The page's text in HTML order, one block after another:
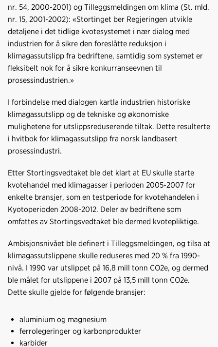
nr. 54, 2000-2001) og Tilleggsmeldingen om klima (St. mld.
nr. 15, 2001-2002): «Stortinget ber Regjeringen utvikle
detaljene i det tidlige kvotesystemet i nær dialog med
industrien for å sikre den foreslåtte reduksjon i
klimagassutslipp fra bedriftene, samtidig som systemet er
fleksibelt nok for å sikre konkurranseevnen til
prosessindustrien.»
I forbindelse med dialogen kartla industrien historiske
klimagassutslipp og de tekniske og økonomiske
mulighetene for utslippsreduserende tiltak. Dette resulterte
i hvitbok for klimagassutslipp fra norsk landbasert
prosessindustri.
Etter Stortingsvedtaket ble det klart at EU skulle starte
kvotehandel med klimagasser i perioden 2005-2007 for
enkelte bransjer, som en testperiode for kvotehandelen i
Kyotoperioden 2008-2012. Deler av bedriftene som
omfattes av Stortingsvedtaket ble dermed kvotepliktige.
Ambisjonsnivået ble definert i Tilleggsmeldingen, og tilsa at
klimagassutslippene skulle reduseres med 20 % fra 1990-
nivå. I 1990 var utslippet på 16,8 mill tonn CO2e, og dermed
ble målet for utslippene i 2007 på 13,5 mill tonn CO2e.
Dette skulle gjelde for følgende bransjer:
aluminium og magnesium
ferrolegeringer og karbonprodukter
karbider